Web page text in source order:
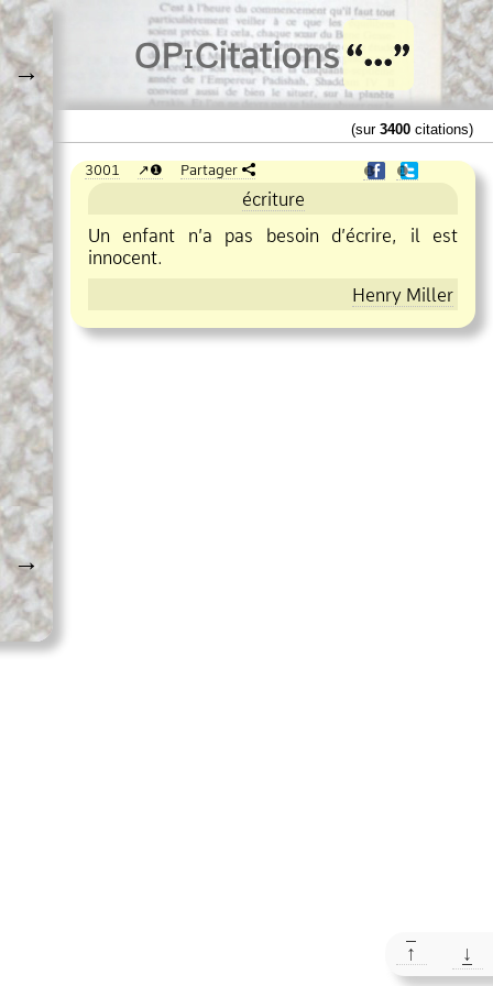
→
→
OPiCitations
(sur 3400 citations)
3001 ❶ Partager ❶ ❶
écriture
Un enfant n’a pas besoin d’écrire, il est
innocent.
Henry Miller
↑ ↓